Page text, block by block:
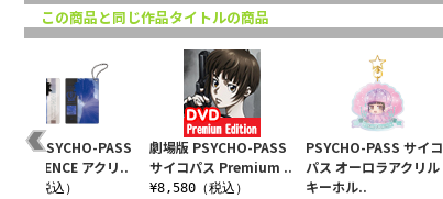
この商品と同じ作品タイトルの商品
劇場版 PSYCHO-PASS
PROVIDENCE アクリ..
¥880（税込）
劇場版 PSYCHO-PASS
サイコパス Premium ..
¥8,580（税込）
PSYCHO-PASS サイコ
パス オーロラアクリル
キーホル..